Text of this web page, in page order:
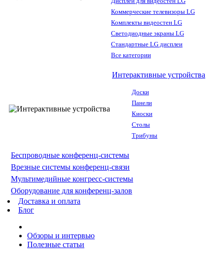
Коммерческие телевизоры LG
Комплекты видеостен LG
Светодиодные экраны LG
Стандартные LG дисплеи
Все категории
Интерактивные устройства
Доски
Панели
Киоски
Столы
Трибуны
Беспроводные конференц-системы
Врезные системы конференц-связи
Мультимедийные конгресс-системы
Оборудование для конференц-залов
Доставка и оплата
Блог
Обзоры и интервью
Полезные статьи